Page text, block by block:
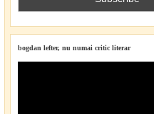
bogdan lefter, nu numai critic literar